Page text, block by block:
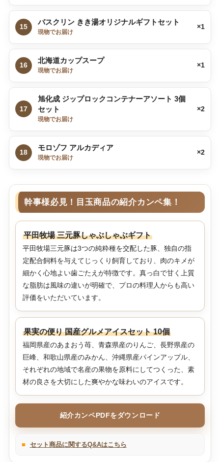
15
バスクリン きき湯オリジナルギフトセット
現物でお届け
×1
16
北海道カップスープ
現物でお届け
×1
17
旭化成 ジップロックコンテナーアソート 3個
セット
現物でお届け
×2
18
モロゾフ アルカディア
現物でお届け
×2
幹事様必見！目玉商品の紹介カンペ集！
平田牧場 三元豚しゃぶしゃぶギフト
平田牧場三元豚は3つの純粋種を交配した豚、独自の指
定配合飼料を与えてじっくり飼育しており、肉のキメが
細かく心地よい歯ごたえが特徴です。真っ白で甘く上質
な脂肪は風味の違いが明確で、プロの料理人からも高い
評価をいただいています。
果実の便り 国産グルメアイスセット 10個
福岡県産のあまおう苺、青森県産のりんご、長野県産の
巨峰、和歌山県産のみかん、沖縄県産パインアップル、
それぞれの地域で名産の果物を原料にしてつくった、素
材の良さを大切にした爽やかな味わいのアイスです。
紹介カンペPDFをダウンロード
■ セット商品に関するQ&Aはこちら